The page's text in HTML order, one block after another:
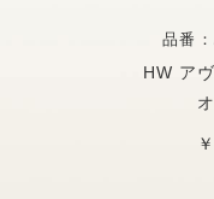
品番
HW ア